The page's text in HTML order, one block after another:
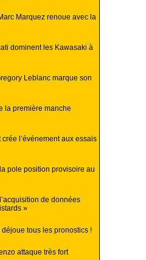
Marquez renoue avec la
dominent les Kawasaki à
Leblanc marque son
la première manche
l’événement aux essais
pole position provisoire au
de données
»
tous les pronostics !
attaque très fort